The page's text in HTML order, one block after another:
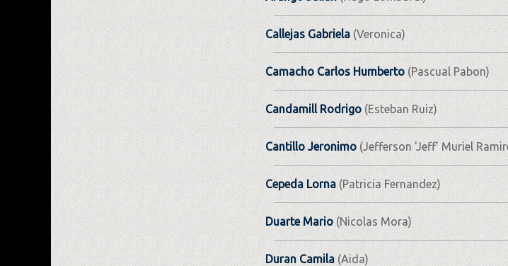
Callejas Gabriela(Veronica)
Camacho Carlos Humberto(Pascual Pabon)
Candamill Rodrigo(Esteban Ruiz)
Cantillo Jeronimo(Jefferson 'Jeff' Muriel
Cepeda Lorna (Patricia Fernandez)
Duarte Mario (Nicolas Mora)
Duran Camila(Aida)